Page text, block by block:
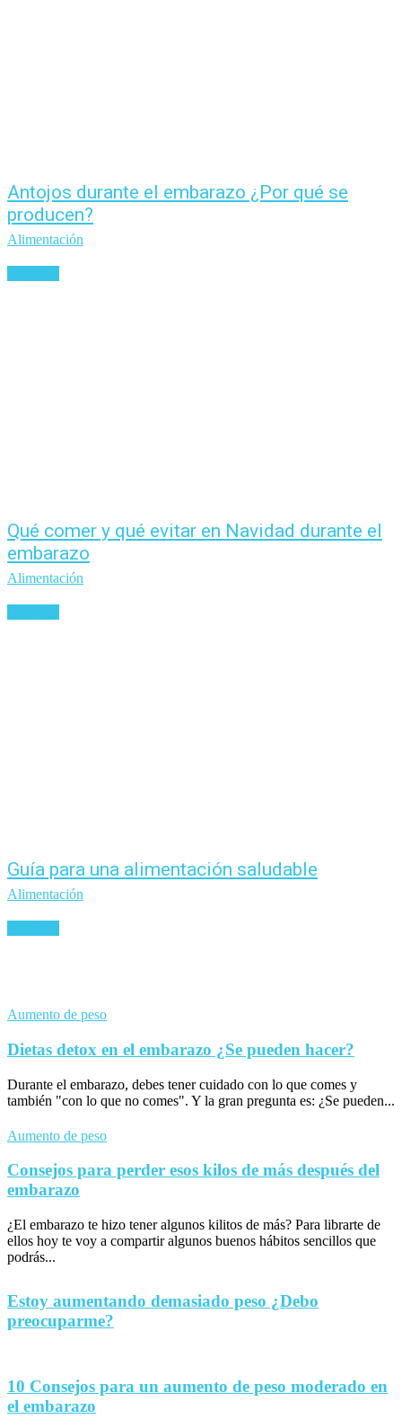
Antojos durante el embarazo ¿Por qué se
producen?
Alimentación
Qué comer y qué evitar en Navidad durante el
embarazo
Alimentación
Guía para una alimentación saludable
Alimentación
Aumento de peso
Dietas detox en el embarazo ¿Se pueden hacer?
Durante el embarazo, debes tener cuidado con lo que comes y
también "con lo que no comes". Y la gran pregunta es: ¿Se pueden...
Aumento de peso
Consejos para perder esos kilos de más después del
embarazo
¿El embarazo te hizo tener algunos kilitos de más? Para librarte de
ellos hoy te voy a compartir algunos buenos hábitos sencillos que
podrás...
Estoy aumentando demasiado peso ¿Debo
preocuparme?
10 Consejos para un aumento de peso moderado en
el embarazo